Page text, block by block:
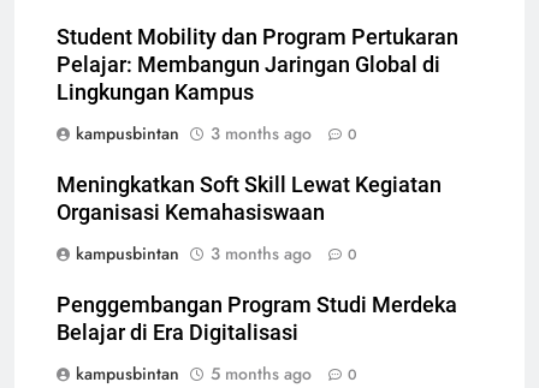
Student Mobility dan Program Pertukaran
Pelajar: Membangun Jaringan Global di
Lingkungan Kampus
kampusbintan
3 months ago 0
Meningkatkan Soft Skill Lewat Kegiatan
Organisasi Kemahasiswaan
kampusbintan
3 months ago 0
Penggembangan Program Studi Merdeka
Belajar di Era Digitalisasi
kampusbintan
5 months ago 0